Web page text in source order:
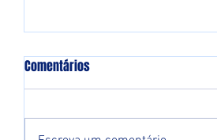
Comentários